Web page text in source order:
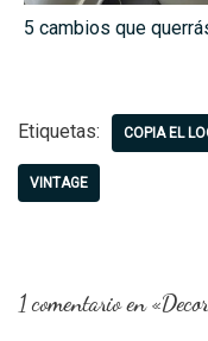
5 cambios que
Etiquetas: COPIA EL
VINTAGE
1 comentario en